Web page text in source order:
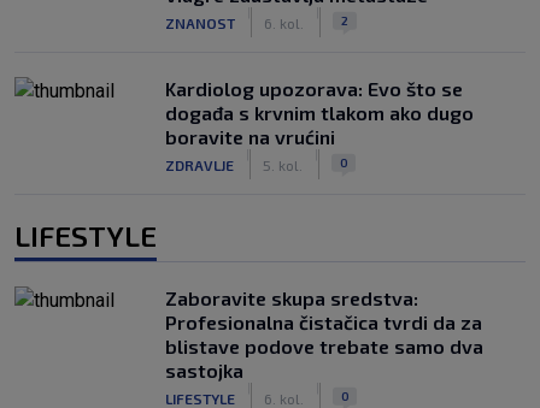
ZNANOST 6. kol. 2
Kardiolog upozorava: Evo što se
događa s krvnim tlakom ako dugo
boravite na vrućini
ZDRAVLJE 5. kol. 0
LIFESTYLE
Zaboravite skupa sredstva:
Profesionalna čistačica tvrdi da za
blistave podove trebate samo dva
sastojka
LIFESTYLE 6. kol. 0